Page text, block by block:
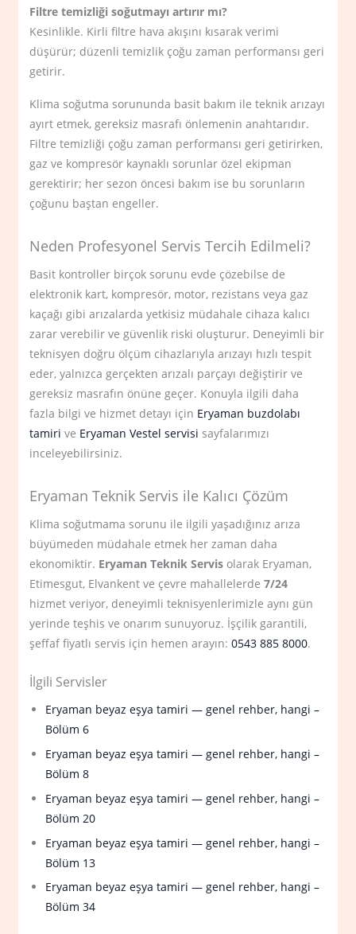
Filtre temizliği soğutmayı artırır mı?
Kesinlikle. Kirli filtre hava akışını kısarak verimi
düşürür; düzenli temizlik çoğu zaman performansı geri
getirir.
Klima soğutma sorununda basit bakım ile teknik arızayı
ayırt etmek, gereksiz masrafı önlemenin anahtarıdır.
Filtre temizliği çoğu zaman performansı geri getirirken,
gaz ve kompresör kaynaklı sorunlar özel ekipman
gerektirir; her sezon öncesi bakım ise bu sorunların
çoğunu baştan engeller.
Neden Profesyonel Servis Tercih Edilmeli?
Basit kontroller birçok sorunu evde çözebilse de
elektronik kart, kompresör, motor, rezistans veya gaz
kaçağı gibi arızalarda yetkisiz müdahale cihaza kalıcı
zarar verebilir ve güvenlik riski oluşturur. Deneyimli bir
teknisyen doğru ölçüm cihazlarıyla arızayı hızlı tespit
eder, yalnızca gerçekten arızalı parçayı değiştirir ve
gereksiz masrafın önüne geçer. Konuyla ilgili daha
fazla bilgi ve hizmet detayı için Eryaman buzdolabı
tamiri ve Eryaman Vestel servisi sayfalarımızı
inceleyebilirsiniz.
Eryaman Teknik Servis ile Kalıcı Çözüm
Klima soğutmama sorunu ile ilgili yaşadığınız arıza
büyümeden müdahale etmek her zaman daha
ekonomiktir. Eryaman Teknik Servis olarak Eryaman,
Etimesgut, Elvankent ve çevre mahallelerde7/24
hizmet veriyor, deneyimli teknisyenlerimizle aynı gün
yerinde teşhis ve onarım sunuyoruz. İşçilik garantili,
şeffaf fiyatlı servis için hemen arayın:0543 885 8000.
İlgili Servisler
Eryaman beyaz eşya tamiri — genel rehber, hangi –
Bölüm 6
Eryaman beyaz eşya tamiri — genel rehber, hangi –
Bölüm 8
Eryaman beyaz eşya tamiri — genel rehber, hangi –
Bölüm 20
Eryaman beyaz eşya tamiri — genel rehber, hangi –
Bölüm 13
Eryaman beyaz eşya tamiri — genel rehber, hangi –
Bölüm 34